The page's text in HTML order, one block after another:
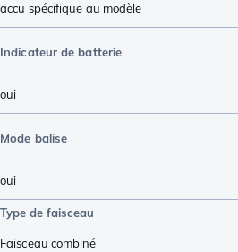
accu spécifique au modèle
Indicateur de batterie
oui
Mode balise
oui
Type de faisceau
Faisceau combiné